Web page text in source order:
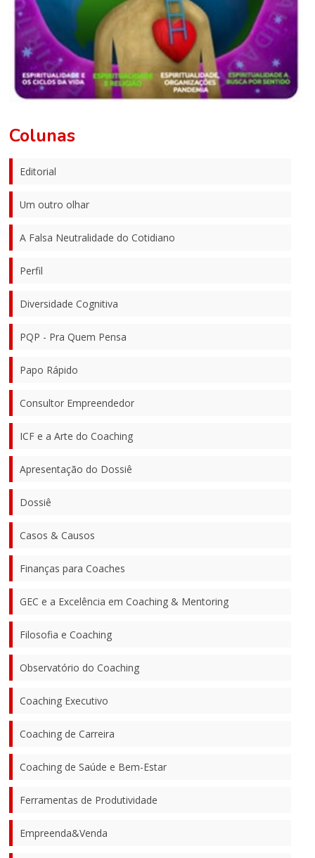
Colunas
Editorial
Um outro olhar
A Falsa Neutralidade do Cotidiano
Perfil
Diversidade Cognitiva
PQP - Pra Quem Pensa
Papo Rápido
Consultor Empreendedor
ICF e a Arte do Coaching
Apresentação do Dossiê
Dossiê
Casos & Causos
Finanças para Coaches
GEC e a Excelência em Coaching & Mentoring
Filosofia e Coaching
Observatório do Coaching
Coaching Executivo
Coaching de Carreira
Coaching de Saúde e Bem-Estar
Ferramentas de Produtividade
Empreenda&Venda